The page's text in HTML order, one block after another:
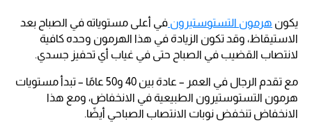
يكون هرمون التستوستيرون في أعلى مستوياته في الصباح بعد
الاستيقاظ، وقد تكون الزيادة في هذا الهرمون وحده كافية
لانتصاب القضيب في الصباح حتى في غياب أي تحفيز جسدي.
مع تقدم الرجال في العمر – عادة بين 40 و50 عامًا – تبدأ مستويات
هرمون التستوستيرون الطبيعية في الانخفاض، ومع هذا
الانخفاض تنخفض نوبات الانتصاب الصباحي أيضًا.